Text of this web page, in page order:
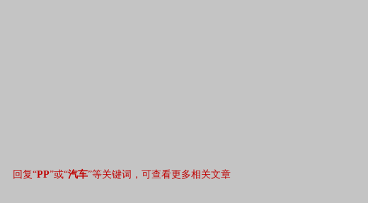
回复“PP”或“汽车”等关键词，可查看更多相关文章